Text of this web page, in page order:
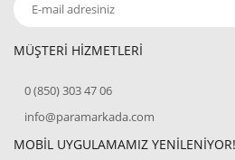
MÜŞTERİ HİZMETLERİ
0 (850) 303 47 06
info@paramarkada.com
MOBİL UYGULAMAMIZ YENİLENİYOR!